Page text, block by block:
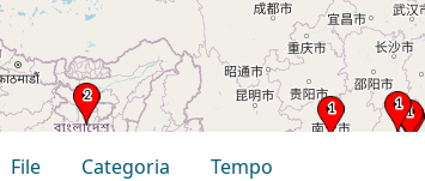
File Categoria
Tempo